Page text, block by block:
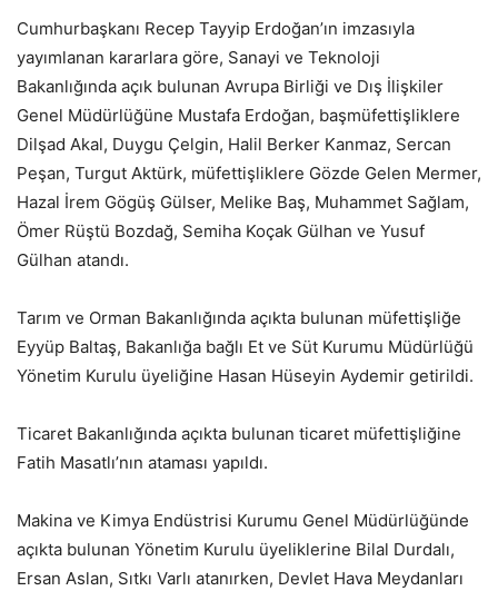
Cumhurbaşkanı Recep Tayyip Erdoğan’ın imzasıyla
yayımlanan kararlara göre, Sanayi ve Teknoloji
Bakanlığında açık bulunan Avrupa Birliği ve Dış İlişkiler
Genel Müdürlüğüne Mustafa Erdoğan, başmüfettişliklere
Dilşad Akal, Duygu Çelgin, Halil Berker Kanmaz, Sercan
Peşan, Turgut Aktürk, müfettişliklere Gözde Gelen Mermer,
Hazal İrem Gögüş Gülser, Melike Baş, Muhammet Sağlam,
Ömer Rüştü Bozdağ, Semiha Koçak Gülhan ve Yusuf
Gülhan atandı.
Tarım ve Orman Bakanlığında açıkta bulunan müfettişliğe
Eyyüp Baltaş, Bakanlığa bağlı Et ve Süt Kurumu Müdürlüğü
Yönetim Kurulu üyeliğine Hasan Hüseyin Aydemir getirildi.
Ticaret Bakanlığında açıkta bulunan ticaret müfettişliğine
Fatih Masatlı’nın ataması yapıldı.
Makina ve Kimya Endüstrisi Kurumu Genel Müdürlüğünde
açıkta bulunan Yönetim Kurulu üyeliklerine Bilal Durdalı,
Ersan Aslan, Sıtkı Varlı atanırken, Devlet Hava Meydanları